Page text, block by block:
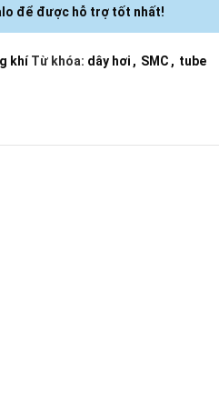
để được hỗ trợ tốt nhất!
khí Từ khóa: dây hơi , SMC , tube